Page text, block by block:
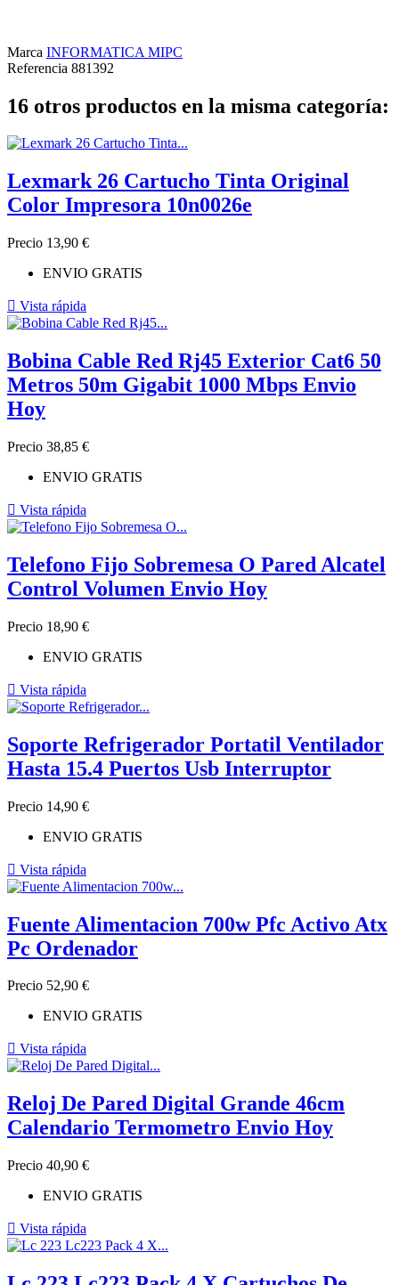
Marca INFORMATICA MIPC
Referencia 881392
16 otros productos en la misma categoría:
Lexmark 26 Cartucho Tinta Original
Color Impresora 10n0026e
Precio 13,90 €
ENVIO GRATIS
 Vista rápida
Bobina Cable Red Rj45 Exterior Cat6 50
Metros 50m Gigabit 1000 Mbps Envio
Hoy
Precio 38,85 €
ENVIO GRATIS
 Vista rápida
Telefono Fijo Sobremesa O Pared Alcatel
Control Volumen Envio Hoy
Precio 18,90 €
ENVIO GRATIS
 Vista rápida
Soporte Refrigerador Portatil Ventilador
Hasta 15.4 Puertos Usb Interruptor
Precio 14,90 €
ENVIO GRATIS
 Vista rápida
Fuente Alimentacion 700w Pfc Activo Atx
Pc Ordenador
Precio 52,90 €
ENVIO GRATIS
 Vista rápida
Reloj De Pared Digital Grande 46cm
Calendario Termometro Envio Hoy
Precio 40,90 €
ENVIO GRATIS
 Vista rápida